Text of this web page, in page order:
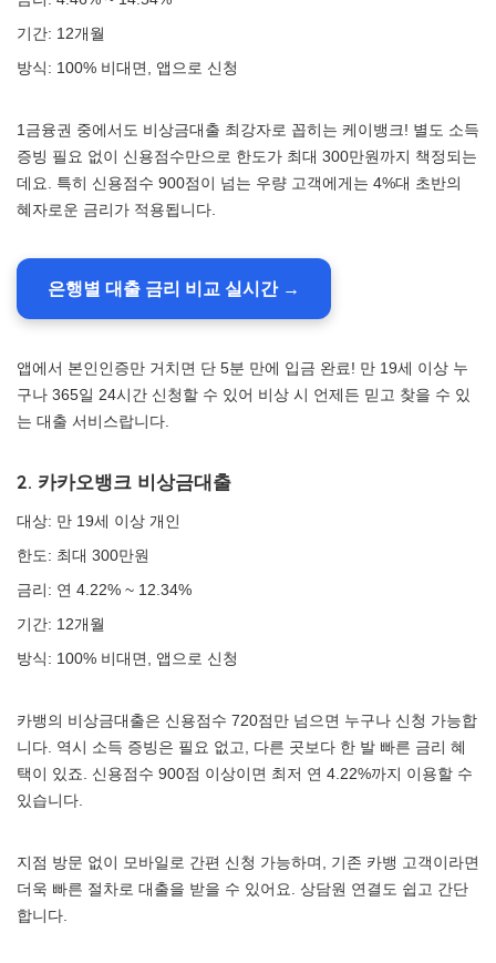
기간: 12개월
방식: 100% 비대면, 앱으로 신청
1금융권 중에서도 비상금대출 최강자로 꼽히는 케이뱅크! 별도 소득
증빙 필요 없이 신용점수만으로 한도가 최대 300만원까지 책정되는
데요. 특히 신용점수 900점이 넘는 우량 고객에게는 4%대 초반의
혜자로운 금리가 적용됩니다.
은행별 대출 금리 비교 실시간 →
앱에서 본인인증만 거치면 단 5분 만에 입금 완료! 만 19세 이상 누
구나 365일 24시간 신청할 수 있어 비상 시 언제든 믿고 찾을 수 있
는 대출 서비스랍니다.
2. 카카오뱅크 비상금대출
대상: 만 19세 이상 개인
한도: 최대 300만원
금리: 연 4.22% ~ 12.34%
기간: 12개월
방식: 100% 비대면, 앱으로 신청
카뱅의 비상금대출은 신용점수 720점만 넘으면 누구나 신청 가능합
니다. 역시 소득 증빙은 필요 없고, 다른 곳보다 한 발 빠른 금리 혜
택이 있죠. 신용점수 900점 이상이면 최저 연 4.22%까지 이용할 수
있습니다.
지점 방문 없이 모바일로 간편 신청 가능하며, 기존 카뱅 고객이라면
더욱 빠른 절차로 대출을 받을 수 있어요. 상담원 연결도 쉽고 간단
합니다.